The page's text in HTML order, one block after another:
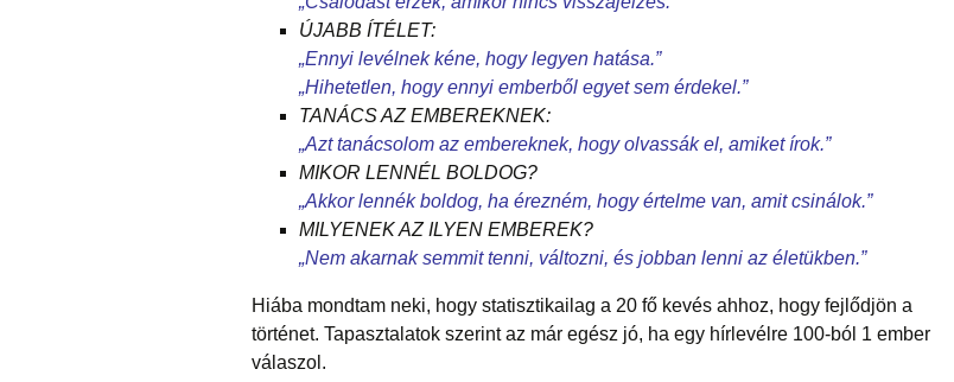
ÚJABB ÍTÉLET:
„Ennyi levélnek kéne, hogy legyen hatása.”
„Hihetetlen, hogy ennyi emberből egyet sem érdekel.”
TANÁCS AZ EMBEREKNEK:
„Azt tanácsolom az embereknek, hogy olvassák el, amiket írok.”
MIKOR LENNÉL BOLDOG?
„Akkor lennék boldog, ha érezném, hogy értelme van, amit csinálok.”
MILYENEK AZ ILYEN EMBEREK?
„Nem akarnak semmit tenni, változni, és jobban lenni az életükben.”
Hiába mondtam neki, hogy statisztikailag a 20 fő kevés ahhoz, hogy fejlődjön a
történet. Tapasztalatok szerint az már egész jó, ha egy hírlevélre 100-ból 1 ember
válaszol.